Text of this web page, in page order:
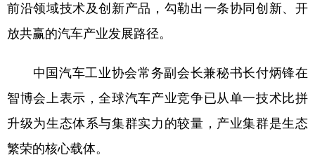
前沿领域技术及创新产品，勾勒出一条协同创新、开
放共赢的汽车产业发展路径。
中国汽车工业协会常务副会长兼秘书长付炳锋在
智博会上表示，全球汽车产业竞争已从单一技术比拼
升级为生态体系与集群实力的较量，产业集群是生态
繁荣的核心载体。